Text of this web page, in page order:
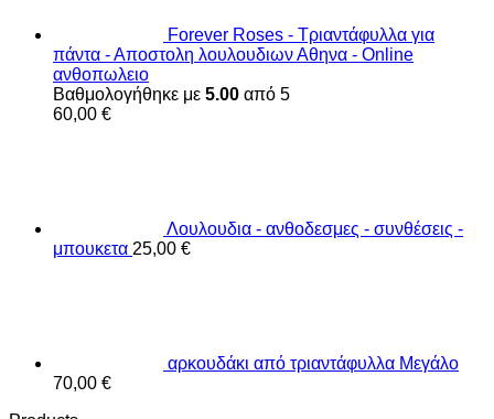
Forever Roses - Τριαντάφυλλα για
πάντα - Αποστολη λουλουδιων Αθηνα - Online
ανθοπωλειο
Βαθμολογήθηκε με 5.00 από 5
60,00 €
Λουλουδια - ανθοδεσμες - συνθέσεις -
μπουκετα 25,00 €
αρκουδάκι από τριαντάφυλλα Μεγάλο
70,00 €